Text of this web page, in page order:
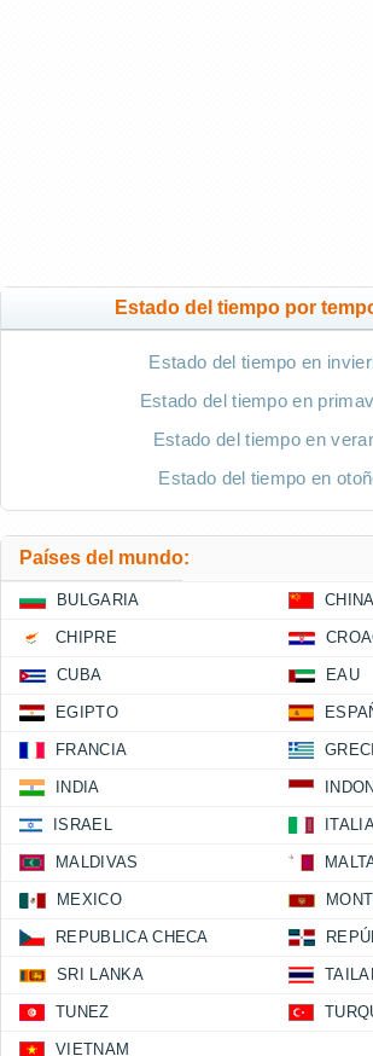
Estado del tiempo por
Estado del tiempo en
Estado del tiempo en
Estado del tiempo en
Estado del tiempo en
Países del mundo:
BULGARIA CHINA
CHIPRE
CUBA EAU
EGIPTO
FRANCIA
INDIA
ISRAEL
MALDIVAS
MEXICO
REPUBLICA CHECA
SRI LANKA
TUNEZ
VIETNAM